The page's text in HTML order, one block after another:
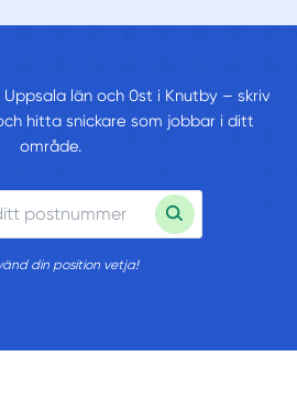
län och 0st i Knutby – skriv
hitta snickare som jobbar i ditt
område.
din position vetja!